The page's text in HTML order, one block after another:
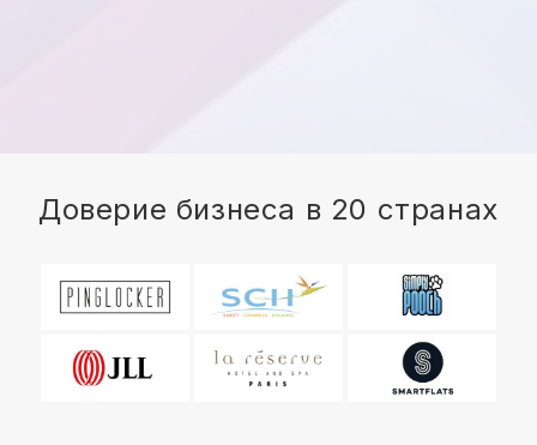
Доверие бизнеса в 20 странах